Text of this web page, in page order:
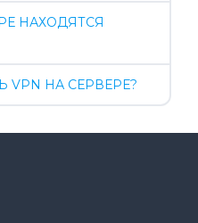
НАХОДЯТСЯ
НА СЕРВЕРЕ?